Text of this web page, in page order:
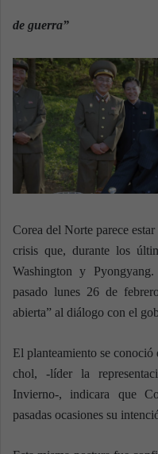
de guerra”
Corea del Norte parece
crisis que, durante los
Washington y
pasado lunes 26 de
abierta” al diálogo con el
El planteamiento se
chol, -líder la
Invierno-, indicara que
pasadas ocasiones su